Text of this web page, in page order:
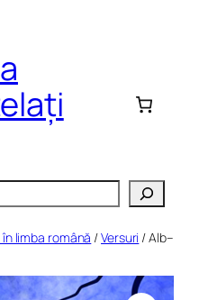
limba română /Versuri / Alb–